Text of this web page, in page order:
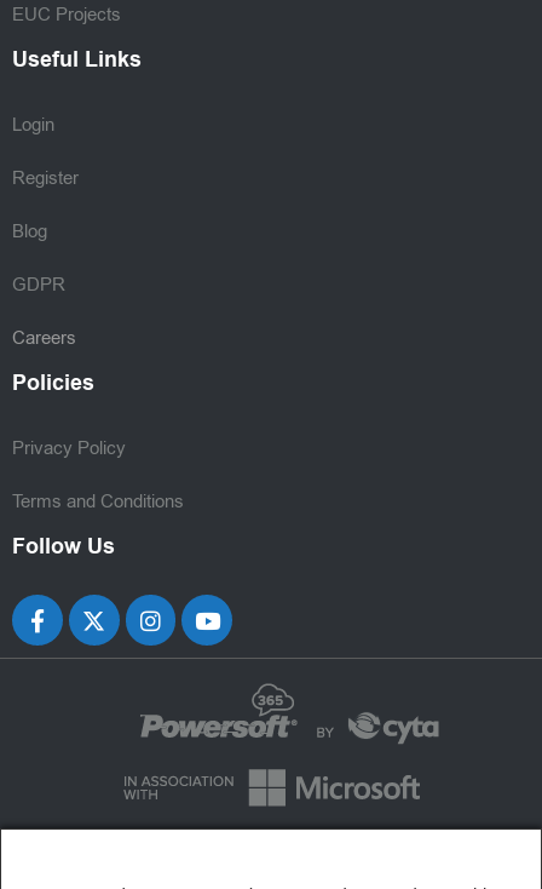
EUC Projects
Useful Links
Login
Register
Blog
GDPR
Careers
Policies
Privacy Policy
Terms and Conditions
Follow Us